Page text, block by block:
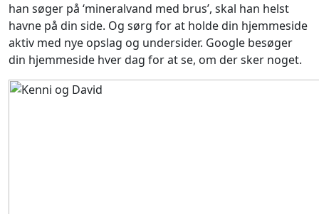
han søger på ‘mineralvand med brus’, skal han helst
havne på din side. Og sørg for at holde din hjemmeside
aktiv med nye opslag og undersider. Google besøger
din hjemmeside hver dag for at se, om der sker noget.